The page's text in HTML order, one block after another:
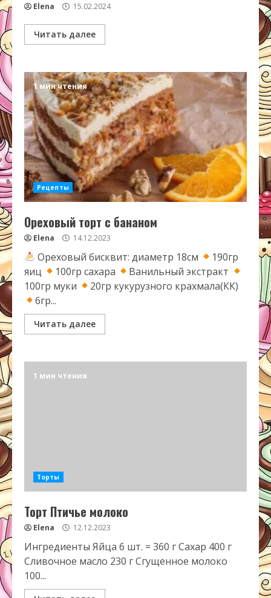
Elena 15.02.2024
Читать далее
1 мин чтения
Рецепты
Ореховый торт с бананом
Elena 14.12.2023
Ореховый бисквит: диаметр 18см
190гр
яиц
100гр сахара
Ванильный экстракт
100гр муки
20гр кукурузного крахмала(КК)
6гр...
Читать далее
1 мин чтения
Торты
Торт Птичье молоко
Elena 12.12.2023
Ингредиенты Яйца 6 шт. = 360 г Сахар 400 г
Сливочное масло 230 г Сгущенное молоко
100...